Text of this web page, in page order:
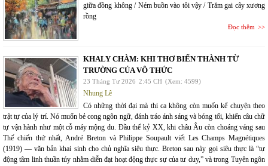
giữa đồng không / Ném buồn vào tôi vậy / Trăm gai cây xương
rồng
Đọc thêm
KHALY CHÀM: KHI THƠ BIẾN THÀNH TỪ
TRƯỜNG CỦA VÔ THỨC
23 Tháng Tư 2026 2:45 CH (Xem: 4599)
Nhung Lê
Có những thời đại mà thi ca không còn muốn kể chuyện theo
trật tự của lý trí. Nó muốn bẻ cong ngôn ngữ, đánh tráo ánh sáng và bóng tối, khiến câu chữ
tự vận hành như một cỗ máy mộng du. Đầu thế kỷ XX, khi châu Âu còn choáng váng sau
Thế chiến thứ nhất, André Breton và Philippe Soupault viết Les Champs Magnétiques
(1919) — văn bản khai sinh cho chủ nghĩa siêu thực. Breton sau này gọi siêu thực là “tự
động tâm linh thuần túy nhằm diễn đạt hoạt động thực sự của tư duy,” và trong Tuyên ngôn